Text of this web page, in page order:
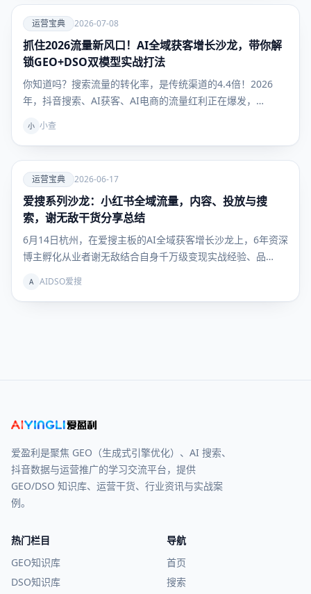
爱
运营宝
典
运营宝典 2026-07-08
抓住2026流量新风口！AI全域获客增长沙龙，带你解
锁GEO+DSO双模型实战打法
你知道吗？搜索流量的转化率，是传统渠道的4.4倍！2026
年，抖音搜索、AI获客、AI电商的流量红利正在爆发，…
小 小查
爱
运营宝
典
运营宝典 2026-06-17
爱搜系列沙龙：小红书全域流量，内容、投放与搜
索，谢无敌干货分享总结
6月14日杭州，在爱搜主板的AI全域获客增长沙龙上，6年资深
博主孵化从业者谢无敌结合自身千万级变现实战经验、品…
A AIDSO爱搜
爱盈利是聚焦 GEO（生成式引擎优化）、AI 搜索、
抖音数据与运营推广的学习交流平台，提供
GEO/DSO 知识库、运营干货、行业资讯与实战案
例。
热门栏目
GEO知识库
DSO知识库
导航
首页
搜索